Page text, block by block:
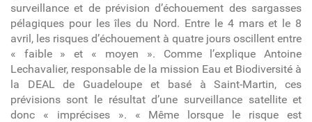
surveillance et de prévision d’échouement des sargasses
pélagiques pour les îles du Nord. Entre le 4 mars et le 8
avril, les risques d’échouement à quatre jours oscillent entre
« faible » et « moyen ». Comme l’explique Antoine
Lechavalier, responsable de la mission Eau et Biodiversité à
la DEAL de Guadeloupe et basé à Saint-Martin, ces
prévisions sont le résultat d’une surveillance satellite et
donc « imprécises ». « Même lorsque le risque est